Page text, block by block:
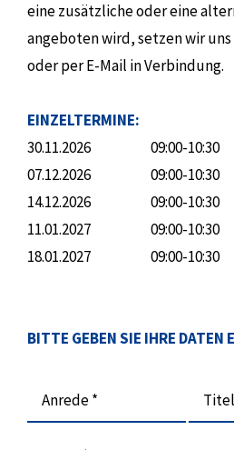
eine zusätzliche oder eine
angeboten wird, setzen wir
oder per E-Mail in Verbindung.
EINZELTERMINE:
30.11.2026
09:00-10:30
07.12.2026
09:00-10:30
14.12.2026
09:00-10:30
11.01.2027
09:00-10:30
18.01.2027
09:00-10:30
BITTE GEBEN SIE IHRE DATEN
Anrede * Titel